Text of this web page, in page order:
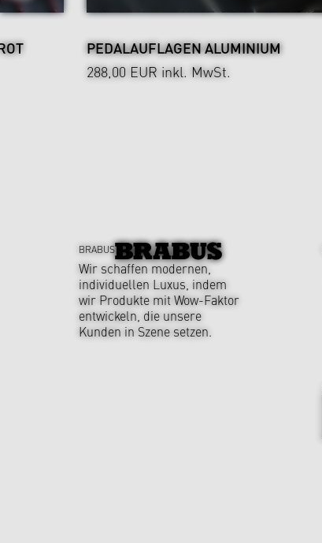
PEDALAUFLAGEN ALUMINIUM
288,00 EUR inkl. MwSt.
BRABUS
Wir schaffen modernen,
individuellen Luxus, indem
wir Produkte mit Wow-Faktor
entwickeln, die unsere
Kunden in Szene setzen.